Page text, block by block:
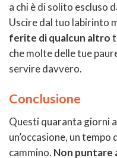
a chi è di solito escluso
Uscire dal tuo labirinto
ferite di qualcun altro
che molte delle tue
servire davvero.
Conclusione
Questi quaranta giorni
un’occasione, un
cammino. Non puntare